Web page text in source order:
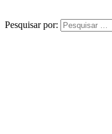
Pesquisar por: